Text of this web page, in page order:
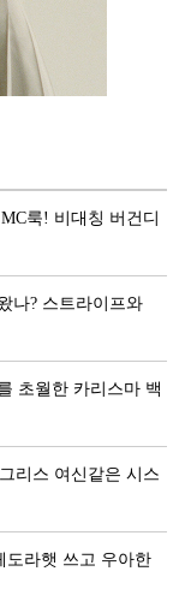
룩! 비대칭 버건디
나? 스트라이프와
초월한 카리스마 백
리스 여신같은 시스
도라햇 쓰고 우아한